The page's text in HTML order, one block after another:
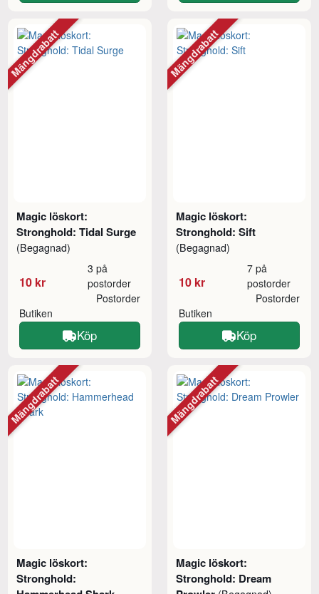
Magic löskort:
Stronghold: Tidal Surge
(Begagnad)
10 kr
3 på
postorder
Butiken
Postorder
Köp
Mängdrabatt
Magic löskort:
Stronghold: Sift
(Begagnad)
10 kr
7 på
postorder
Butiken
Postorder
Köp
Mängdrabatt
Magic löskort:
Stronghold:
Mängdrabatt
Magic löskort:
Stronghold: Dream
Mängdrabatt